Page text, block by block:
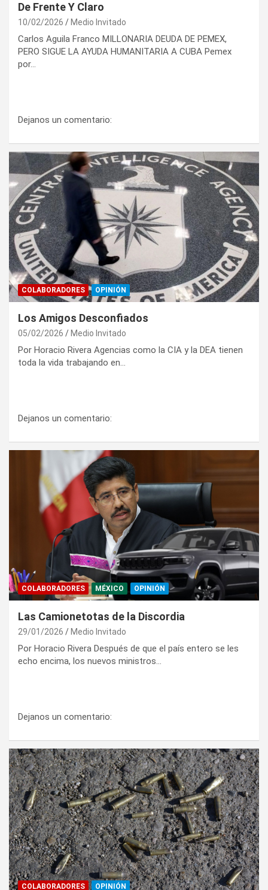
De Frente Y Claro
10/02/2026 Medio Invitado
Carlos Aguila Franco MILLONARIA DEUDA DE PEMEX,
PERO SIGUE LA AYUDA HUMANITARIA A CUBA Pemex
por…
Dejanos un comentario:
COLABORADORES OPINIÓN
Los Amigos Desconfiados
05/02/2026 Medio Invitado
Por Horacio Rivera Agencias como la CIA y la DEA tienen
toda la vida trabajando en…
Dejanos un comentario:
COLABORADORES MÉXICO OPINIÓN
Las Camionetotas de la Discordia
29/01/2026 Medio Invitado
Por Horacio Rivera Después de que el país entero se les
echo encima, los nuevos ministros…
Dejanos un comentario:
COLABORADORES OPINIÓN